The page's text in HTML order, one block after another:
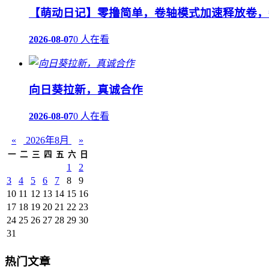
【萌动日记】零撸简单，卷轴模式加速释放卷
2026-08-070 人在看
向日葵拉新，真诚合作
2026-08-070 人在看
« 2026年8月 »
一 二 三 四 五 六 日
1
2
3
4 5 6 7 8
9
10 11 12 13 14 15 16
17 18 19 20 21 22 23
24 25 26 27 28 29 30
31
热门文章